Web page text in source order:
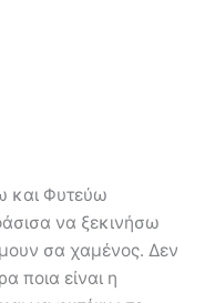
και Φυτεύω
να ξεκινήσω
σα χαμένος. Δεν
ποια είναι η